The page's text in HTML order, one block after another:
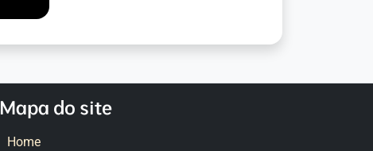
Mapa do site
Home